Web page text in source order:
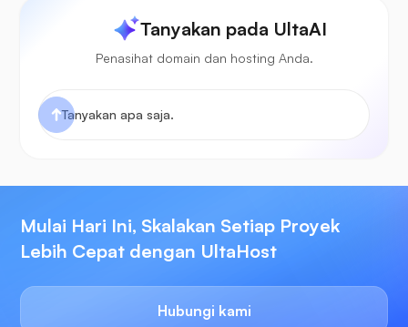
Tanyakan pada UltaAI
Penasihat domain dan hosting Anda.
Mulai Hari Ini, Skalakan Setiap Proyek
Lebih Cepat dengan UltaHost
Hubungi kami